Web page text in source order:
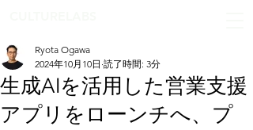
生成AIを活用した営業支援
アプリをローンチへ、プ
Ryota Ogawa
2024年10月10日 読了時間: 3分